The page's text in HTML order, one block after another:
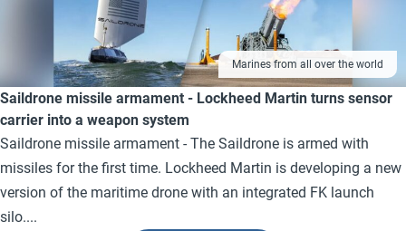
Marines from all over the world
Saildrone missile armament - Lockheed Martin turns sensor
carrier into a weapon system
Saildrone missile armament - The Saildrone is armed with
missiles for the first time. Lockheed Martin is developing a new
version of the maritime drone with an integrated FK launch
silo....